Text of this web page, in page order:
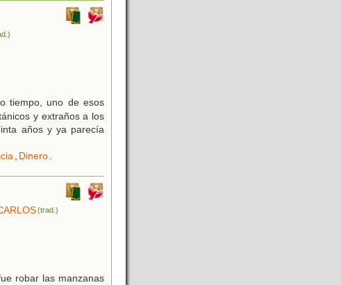
tiempo, uno de esos
y extraños a los
años y ya parecía
Dinero
(trad.)
robar las manzanas